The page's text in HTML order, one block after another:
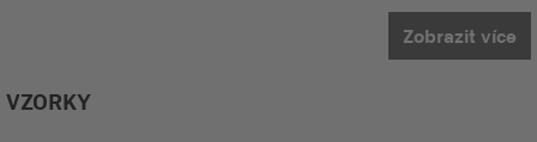
Zobrazit více
VZORKY